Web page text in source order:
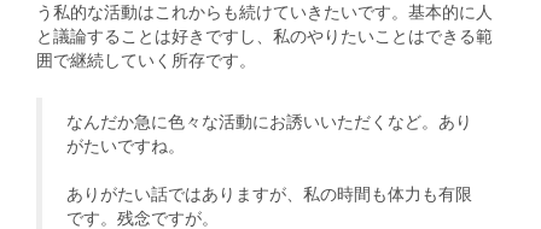
う私的な活動はこれからも続けていきたいです。基本的に人
と議論する ことは好きですし、私のやりたいことはできる範
囲で継続していく 所存です。
なんだか急に色々な活動にお誘いいただくなど。あり
がたいですね。
ありがたい話ではありますが、私の時間も体力も有限
です。残念ですが。